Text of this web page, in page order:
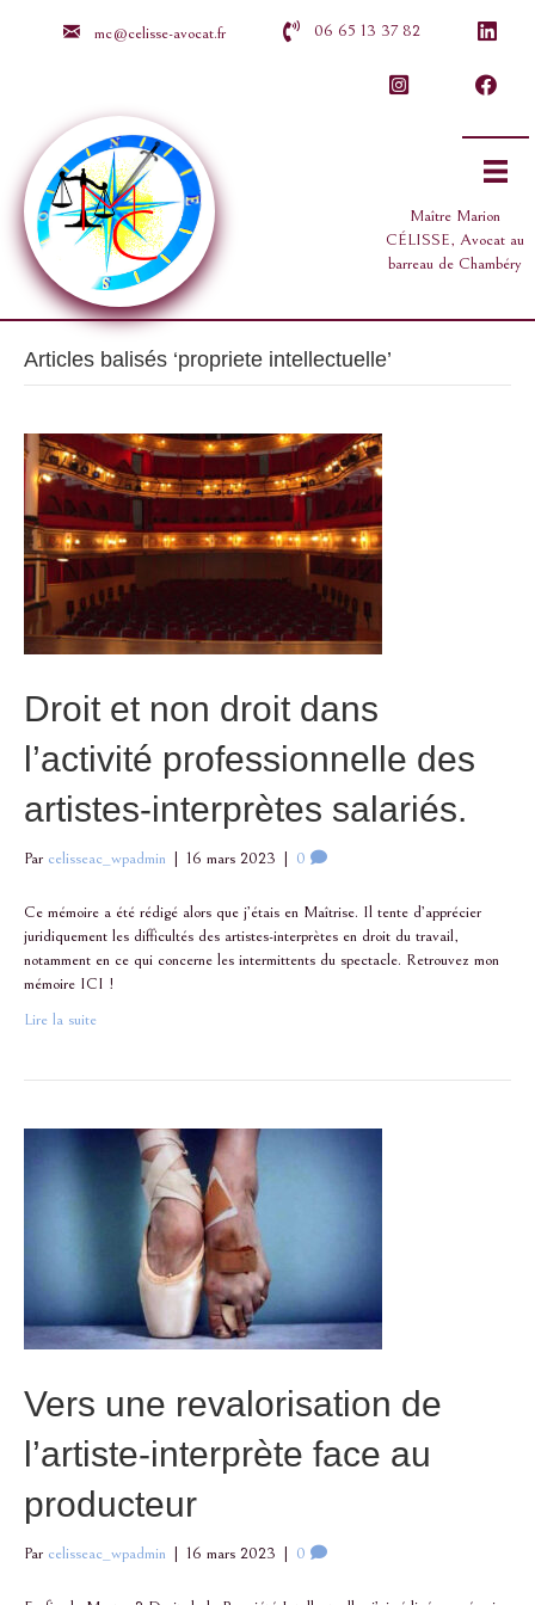
mc@celisse-avocat.fr 06 65 13 37 82
Maître Marion
CÉLISSE, Avocat au
barreau de Chambéry
Articles balisés ‘propriete intellectuelle’
Droit et non droit dans
l’activité professionnelle des
artistes-interprètes salariés.
Par celisseac_wpadmin 16 mars 2023 0
Ce mémoire a été rédigé alors que j’étais en Maîtrise. Il tente d’apprécier
juridiquement les difficultés des artistes-interprètes en droit du travail,
notamment en ce qui concerne les intermittents du spectacle. Retrouvez mon
mémoire ICI !
Lire la suite
Vers une revalorisation de
l’artiste-interprète face au
producteur
Par celisseac_wpadmin 16 mars 2023 0